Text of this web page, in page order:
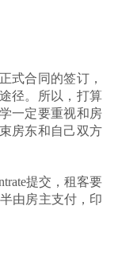
式合同的签订，
径。所以，打算
一定要重视和房
房东和自己双方
提交，租客要
由房主支付，印